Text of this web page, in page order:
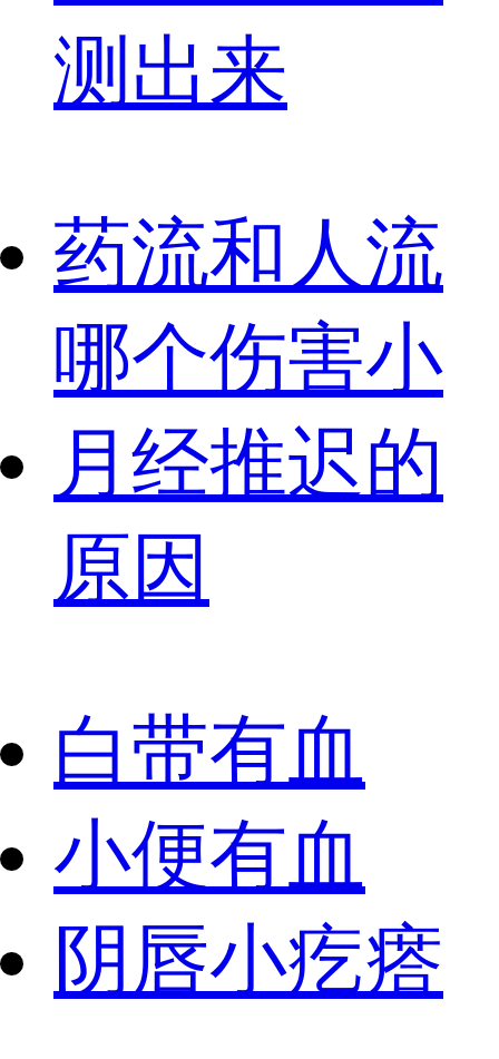
测出来
药流和人流
哪个伤害小
月经推迟的
原因
白带有血
小便有血
阴唇小疙瘩